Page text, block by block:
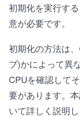
初期化を実行す
意が必要です。
初期化の方法は
プ)かによって異
CPUを確認して
要があります。
いて詳しく説明し